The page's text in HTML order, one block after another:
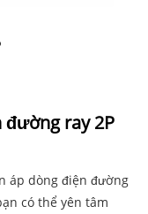
đường ray 2P
áp dòng điện đường
có thể yên tâm